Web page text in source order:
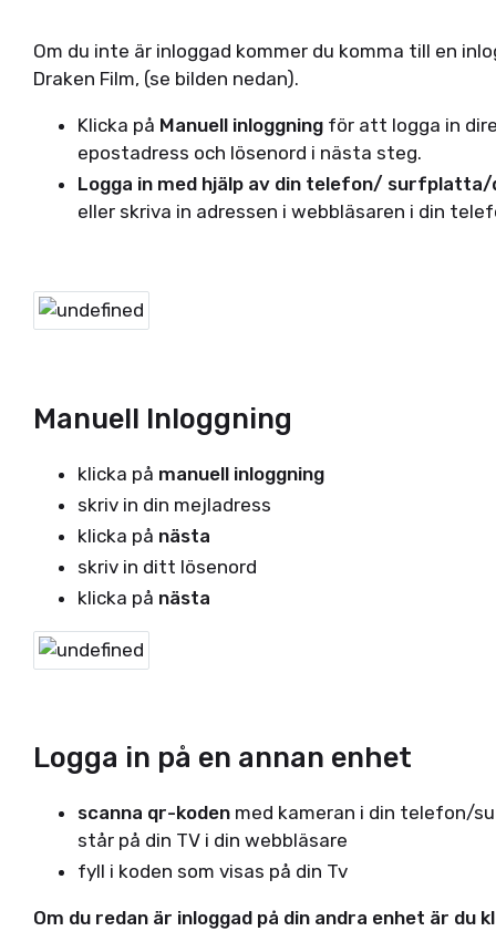
Om du inte är inloggad kommer du komma till en
Draken Film, (se bilden nedan).
Klicka på Manuell inloggning för att logga in
epostadress och lösenord i nästa steg.
Logga in med hjälp av din telefon/
eller skriva in adressen i webbläsaren i din
Manuell Inloggning
klicka på manuell inloggning
skriv in din mejladress
klicka på nästa
skriv in ditt lösenord
klicka på nästa
Logga in på en annan enhet
scanna qr-koden med kameran i din telefon/
står på din TV i din webbläsare
fyll i koden som visas på din Tv
Om du redan är inloggad på din andra enhet är du